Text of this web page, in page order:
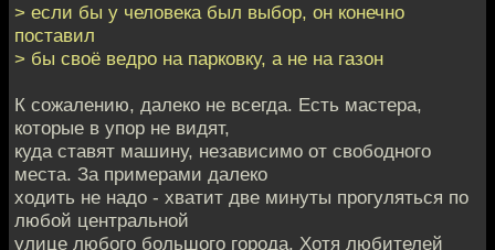
> если бы у человека был выбор, он конечно
поставил
> бы своё ведро на парковку, а не на газон
К сожалению, далеко не всегда. Есть мастера,
которые в упор не видят,
куда ставят машину, независимо от свободного
места. За примерами далеко
ходить не надо - хватит две минуты прогуляться по
любой центральной
улице любого большого города. Хотя любителей